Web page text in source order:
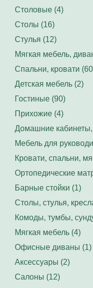
Столовые (4)
Столы (16)
Стулья (12)
Мягкая мебель,
Спальни, кровати
Детская мебель (2)
Гостиные (90)
Прихожие (4)
Домашние кабинеты,
Мебель для
Кровати, спальни,
Ортопедические
Барные стойки (1)
Столы, стулья,
Комоды, тумбы,
Мягкая мебель (4)
Офисные диваны (1)
Аксессуары (2)
Салоны (12)